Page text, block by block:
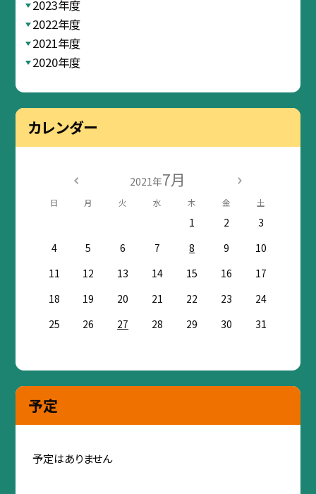
2023年度
2022年度
2021年度
2020年度
カレンダー
2021年7月
日 月 火 水 木 金 土
1 2
3
4
5 6 7 8 9
10
11
12 13 14 15 16
17
18
19 20 21 22 23
24
25
26 27 28 29 30 31
予定
予定はありません